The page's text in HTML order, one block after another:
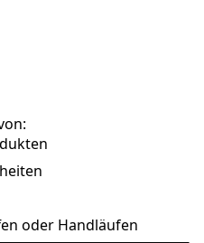
oder Handläufen